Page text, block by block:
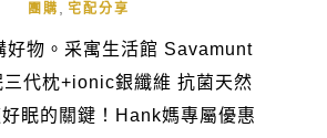
團購 宅配分享
好物。采寓生活館 Savamunt
三代枕+ionic銀纖維 抗菌天然
眠的關鍵！Hank媽專屬優惠